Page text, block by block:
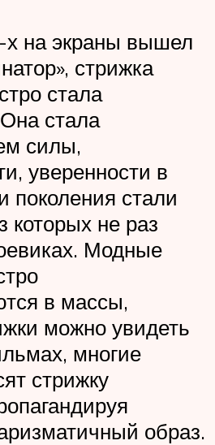
х на экраны вышел
стрижка
стала
стала
силы,
уверенности в
поколения стали
которых не раз
Модные
в массы,
можно увидеть
многие
стрижку
образ.